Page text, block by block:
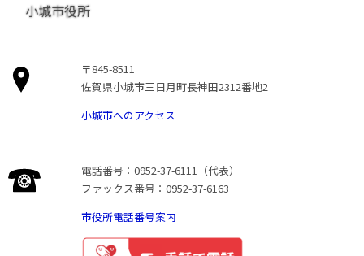
小城市役所
〒845-8511
佐賀県小城市三日月町長神田2312番地2
小城市へのアクセス
電話番号：0952-37-6111（代表）
ファックス番号：0952-37-6163
市役所電話番号案内